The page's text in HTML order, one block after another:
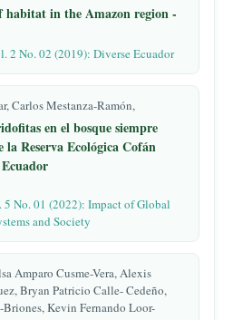
habitat in the Amazon region -
2 No. 02 (2019): Diverse Ecuador
Carlos Mestanza-Ramón,
en el bosque siempre
Reserva Ecológica Cofán
No. 01 (2022): Impact of Global
and Society
Amparo Cusme-Vera, Alexis
Bryan Patricio Calle- Cedeño,
Briones, Kevin Fernando Loor-